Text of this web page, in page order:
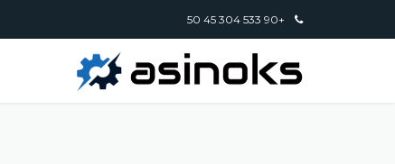
+90 533 304 45 50